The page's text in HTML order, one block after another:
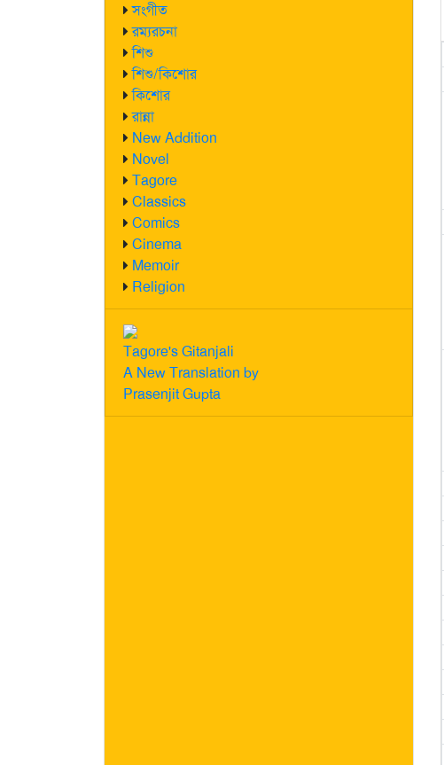
সংগীত
রম্যরচনা
শিশু
শিশু/কিশোর
কিশোর
রান্না
New Addition
Novel
Tagore
Classics
Comics
Cinema
Memoir
Religion
Tagore's Gitanjali
A New Translation by
Prasenjit Gupta